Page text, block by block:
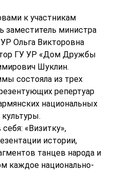
к участникам
заместитель министра
Ольга Викторовна
ГУ УР «Дом Дружбы
Шуклин.
состояла из трех
репертуар
национальных
«Визитку»,
истории,
танцев народа и
каждое национально-